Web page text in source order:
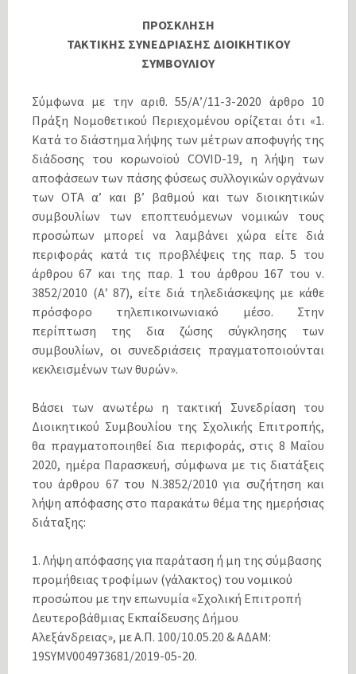
ΠΡΟΣΚΛΗΣΗ
ΤΑΚΤΙΚΗΣ ΣΥΝΕΔΡΙΑΣΗΣ ΔΙΟΙΚΗΤΙΚΟΥ
ΣΥΜΒΟΥΛΙΟΥ
Σύμφωνα με την αριθ. 55/Α’/11-3-2020 άρθρο 10
Πράξη Νομοθετικού Περιεχομένου ορίζεται ότι «1.
Κατά το διάστημα λήψης των μέτρων αποφυγής της
διάδοσης του κορωνοϊού COVID-19, η λήψη των
αποφάσεων των πάσης φύσεως συλλογικών οργάνων
των ΟΤΑ α’ και β’ βαθμού και των διοικητικών
συμβουλίων των εποπτευόμενων νομικών τους
προσώπων μπορεί να λαμβάνει χώρα είτε διά
περιφοράς κατά τις προβλέψεις της παρ. 5 του
άρθρου 67 και της παρ. 1 του άρθρου 167 του ν.
3852/2010 (Α’ 87), είτε διά τηλεδιάσκεψης με κάθε
πρόσφορο τηλεπικοινωνιακό μέσο. Στην
περίπτωση της δια ζώσης σύγκλησης των
συμβουλίων, οι συνεδριάσεις πραγματοποιούνται
κεκλεισμένων των θυρών».
Βάσει των ανωτέρω η τακτική Συνεδρίαση του
Διοικητικού Συμβουλίου της Σχολικής Επιτροπής,
θα πραγματοποιηθεί δια περιφοράς, στις 8 Μαΐου
2020, ημέρα Παρασκευή, σύμφωνα με τις διατάξεις
του άρθρου 67 του Ν.3852/2010 για συζήτηση και
λήψη απόφασης στο παρακάτω θέμα της ημερήσιας
διάταξης:
1. Λήψη απόφασης για παράταση ή μη της σύμβασης
προμήθειας τροφίμων (γάλακτος) του νομικού
προσώπου με την επωνυμία «Σχολική Επιτροπή
Δευτεροβάθμιας Εκπαίδευσης Δήμου
Αλεξάνδρειας», με Α.Π. 100/10.05.20 & ΑΔΑΜ:
19SYMV004973681/2019-05-20.